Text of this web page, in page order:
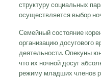
структуру социальных
осуществляется выбор
Семейный состояние
организацию досугового
деятельности. Опекуны
что их ночной досуг
режиму младших членов